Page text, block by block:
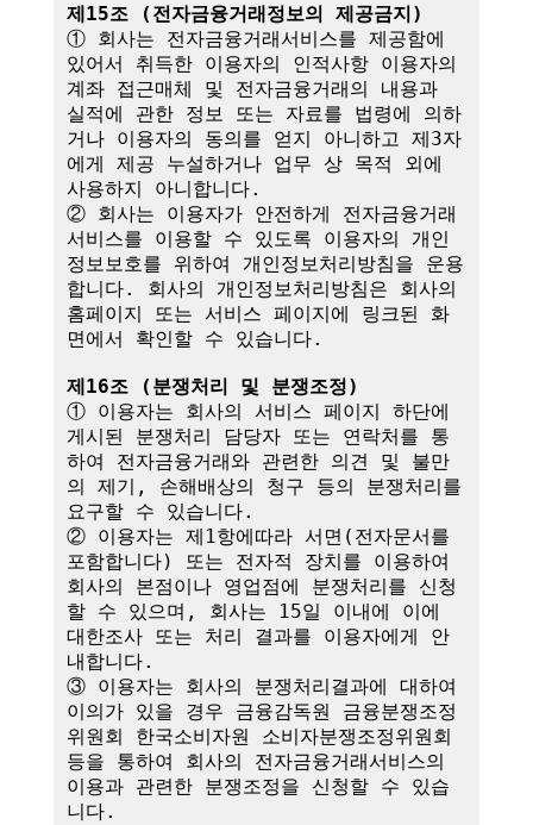
제15조 (전자금융거래정보의 제공금지)
① 회사는 전자금융거래서비스를 제공함에
있어서 취득한 이용자의 인적사항 이용자의
계좌 접근매체 및 전자금융거래의 내용과
실적에 관한 정보 또는 자료를 법령에 의하
거나 이용자의 동의를 얻지 아니하고 제3자
에게 제공 누설하거나 업무 상 목적 외에
사용하지 아니합니다.
② 회사는 이용자가 안전하게 전자금융거래
서비스를 이용할 수 있도록 이용자의 개인
정보보호를 위하여 개인정보처리방침을 운용
합니다. 회사의 개인정보처리방침은 회사의
홈페이지 또는 서비스 페이지에 링크된 화
면에서 확인할 수 있습니다.
제16조 (분쟁처리 및 분쟁조정)
① 이용자는 회사의 서비스 페이지 하단에
게시된 분쟁처리 담당자 또는 연락처를 통
하여 전자금융거래와 관련한 의견 및 불만
의 제기, 손해배상의 청구 등의 분쟁처리를
요구할 수 있습니다.
② 이용자는 제1항에따라 서면(전자문서를
포함합니다) 또는 전자적 장치를 이용하여
회사의 본점이나 영업점에 분쟁처리를 신청
할 수 있으며, 회사는 15일 이내에 이에
대한조사 또는 처리 결과를 이용자에게 안
내합니다.
③ 이용자는 회사의 분쟁처리결과에 대하여
이의가 있을 경우 금융감독원 금융분쟁조정
위원회 한국소비자원 소비자분쟁조정위원회
등을 통하여 회사의 전자금융거래서비스의
이용과 관련한 분쟁조정을 신청할 수 있습
니다.